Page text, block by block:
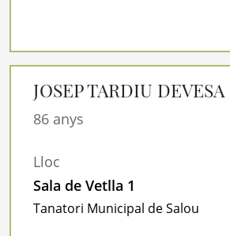
JOSEP TARDIU DEVESA
86 anys
Lloc
Sala de Vetlla 1
Tanatori Municipal de Salou